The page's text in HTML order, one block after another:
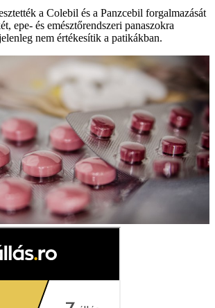
a Colebil és a Panzcebil forgalmazását
epe- és emésztőrendszeri panaszokra
nem értékesítik a patikákban.